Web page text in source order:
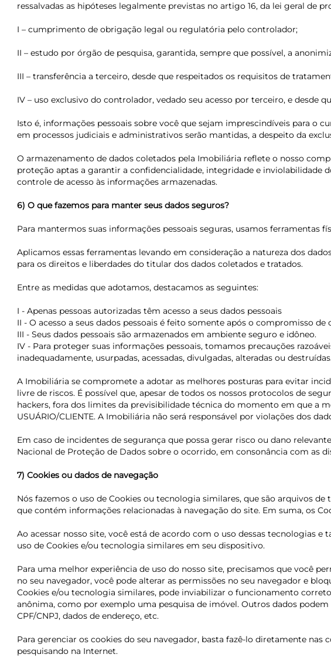
ressalvadas as hipóteses legalmente previstas no artigo 16, da lei geral de
I – cumprimento de obrigação legal ou regulatória pelo controlador;
II – estudo por órgão de pesquisa, garantida, sempre que possível, a
III – transferência a terceiro, desde que respeitados os requisitos de
IV – uso exclusivo do controlador, vedado seu acesso por terceiro, e desde
Isto é, informações pessoais sobre você que sejam imprescindíveis para o
em processos judiciais e administrativos serão mantidas, a despeito da
O armazenamento de dados coletados pela Imobiliária reflete o nosso
proteção aptas a garantir a confidencialidade, integridade e inviolabilidade
controle de acesso às informações armazenadas.
6) O que fazemos para manter seus dados seguros?
Para mantermos suas informações pessoais seguras, usamos ferramentas
Aplicamos essas ferramentas levando em consideração a natureza dos
para os direitos e liberdades do titular dos dados coletados e tratados.
Entre as medidas que adotamos, destacamos as seguintes:
I - Apenas pessoas autorizadas têm acesso a seus dados pessoais
II - O acesso a seus dados pessoais é feito somente após o compromisso de
III - Seus dados pessoais são armazenados em ambiente seguro e idôneo.
IV - Para proteger suas informações pessoais, tomamos precauções
inadequadamente, usurpadas, acessadas, divulgadas, alteradas ou
A Imobiliária se compromete a adotar as melhores posturas para evitar
livre de riscos. É possível que, apesar de todos os nossos protocolos de
hackers, fora dos limites da previsibilidade técnica do momento em que a
USUÁRIO/CLIENTE. A Imobiliária não será responsável por violações dos
Em caso de incidentes de segurança que possa gerar risco ou dano
Nacional de Proteção de Dados sobre o ocorrido, em consonância com as
7) Cookies ou dados de navegação
Nós fazemos o uso de Cookies ou tecnologia similares, que são arquivos
que contém informações relacionadas à navegação do site. Em suma, os
Ao acessar nosso site, você está de acordo com o uso dessas tecnologias
uso de Cookies e/ou tecnologia similares em seu dispositivo.
Para uma melhor experiência de uso do nosso site, precisamos que você
no seu navegador, você pode alterar as permissões no seu navegador e
Cookies e/ou tecnologia similares, pode inviabilizar o funcionamento
anônima, como por exemplo uma pesquisa de imóvel. Outros dados
CPF/CNPJ, dados de endereço, etc.
Para gerenciar os cookies do seu navegador, basta fazê-lo diretamente
pesquisando na Internet.